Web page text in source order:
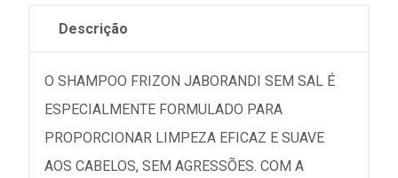
Descrição
O SHAMPOO FRIZON JABORANDI SEM SAL É
ESPECIALMENTE FORMULADO PARA
PROPORCIONAR LIMPEZA EFICAZ E SUAVE
AOS CABELOS, SEM AGRESSÕES. COM A